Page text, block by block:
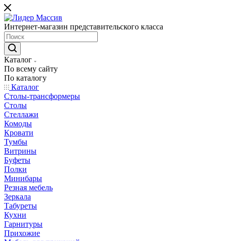
Интернет-магазин представительского класса
Каталог
По всему сайту
По каталогу
Каталог
Столы-трансформеры
Столы
Стеллажи
Комоды
Кровати
Тумбы
Витрины
Буфеты
Полки
Минибары
Резная мебель
Зеркала
Табуреты
Кухни
Гарнитуры
Прихожие